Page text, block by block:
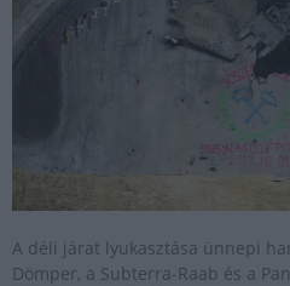
A déli járat lyukasztása ünnepi
Dömper, a Subterra-Raab és a